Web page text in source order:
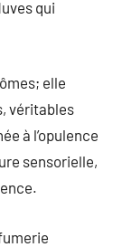
qui
elle
véritables
à l’opulence
sensorielle,